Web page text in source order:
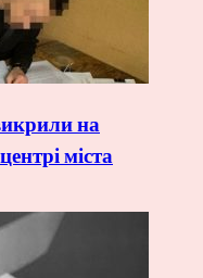
на
міста